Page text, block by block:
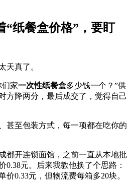
“纸餐盒价格”，要盯
天真了。
们家一次性纸餐盒多少钱一个？”供
方降两分，最后成交了，觉得自己
甚至包装方式，每一项都在吃你的
都开连锁面馆，之前一直从本地批
0.38元。后来我教他换了个思路：
价0.33元，但物流费每箱多20块。